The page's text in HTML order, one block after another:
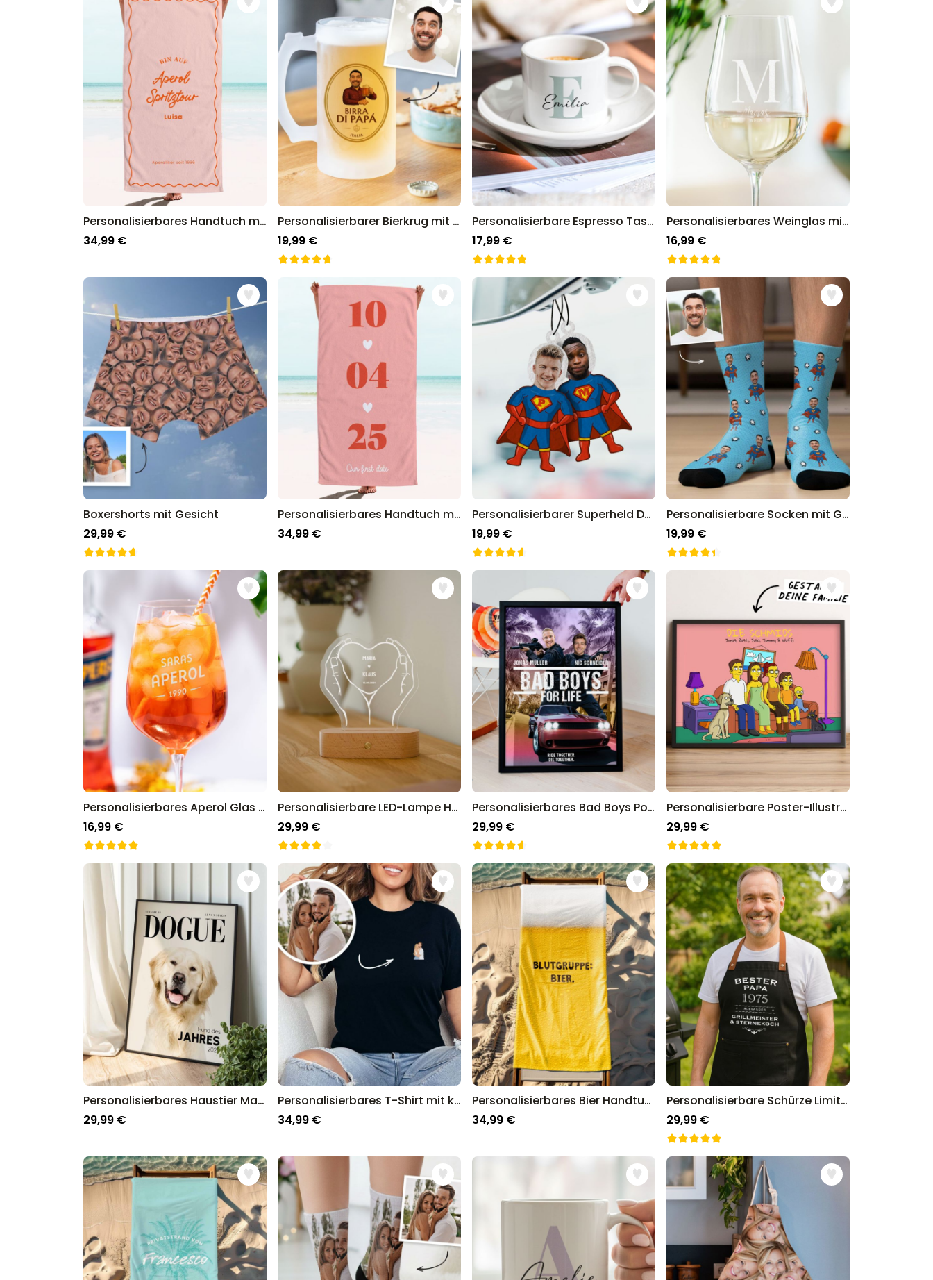
Personalisierbares Handtuch mit farbigem Hintergrund und Text
34,99 €
Personalisierbarer Bierkrug mit Logo und Gesicht
19,99 €
Personalisierbare Espresso Tasse mit Monogramm
17,99 €
Personalisierbares Weinglas mit Monogramm
16,99 €
Boxershorts mit Gesicht
29,99 €
Personalisierbares Handtuch mit Datum
34,99 €
Personalisierbarer Superheld Duftbaum 2er Set mit Gesicht
19,99 €
Personalisierbare Socken mit Gesicht und Superhelden
19,99 €
Personalisierbares Aperol Glas mit Jahreszahl
16,99 €
Personalisierbare LED-Lampe Herz mit Händen und Namen
29,99 €
Personalisierbares Bad Boys Poster
29,99 €
Personalisierbare Poster-Illustration Cartoon Familie
29,99 €
Personalisierbares Haustier Magazin Poster
29,99 €
Personalisierbares T-Shirt mit kleiner Illustration
34,99 €
Personalisierbares Bier Handtuch
34,99 €
Personalisierbare Schürze Limited Edition
29,99 €